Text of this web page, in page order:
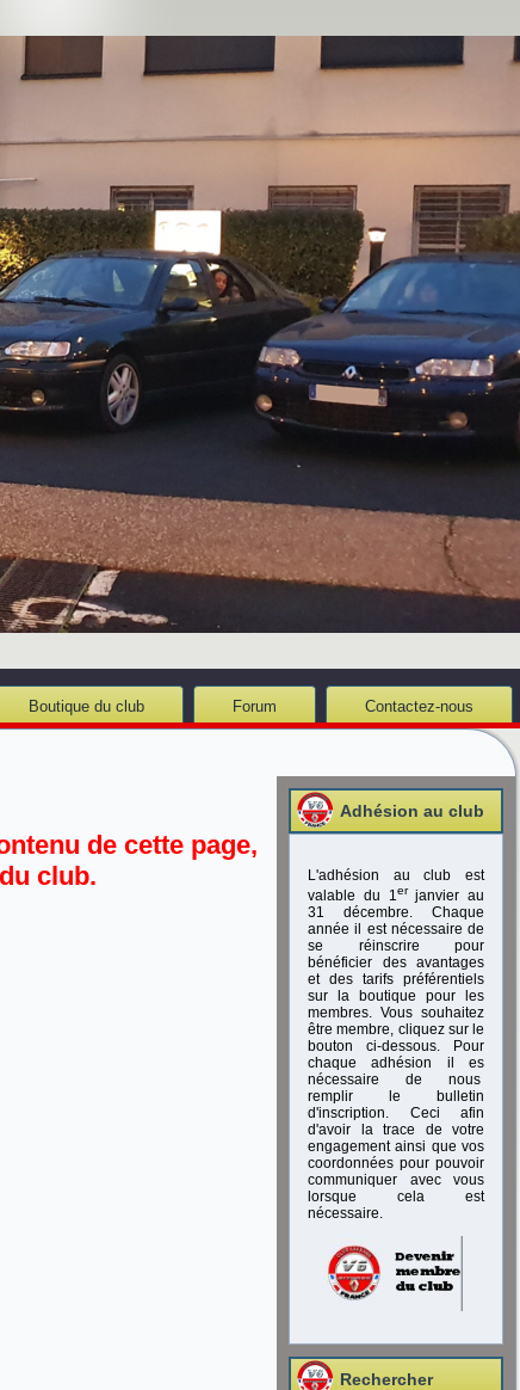
Boutique du club Forum Contactez-nous
de cette page,
club.
Adhésion au club
L'adhésion au club est
valable du 1er janvier au
31 décembre. Chaque
année il est nécessaire de
se réinscrire pour
bénéficier des avantages
et des tarifs préférentiels
sur la boutique pour les
membres. Vous souhaitez
être membre, cliquez sur le
bouton ci-dessous. Pour
chaque adhésion il es
nécessaire de nous
remplir le bulletin
d'inscription. Ceci afin
d'avoir la trace de votre
engagement ainsi que vos
coordonnées pour pouvoir
communiquer avec vous
lorsque cela est
nécessaire.
Rechercher